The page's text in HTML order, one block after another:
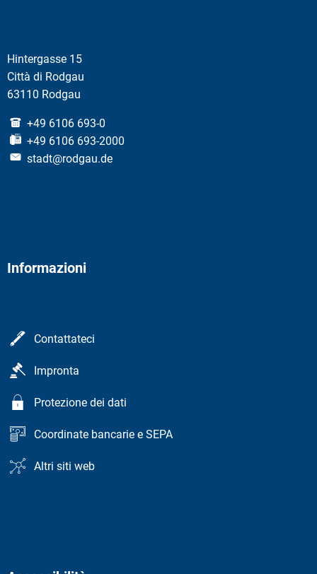
Hintergasse 15
Città di Rodgau
63110 Rodgau
+49 6106 693-0
+49 6106 693-2000
stadt@rodgau.de
Informazioni
Contattateci
Impronta
Protezione dei dati
Coordinate bancarie e SEPA
Altri siti web